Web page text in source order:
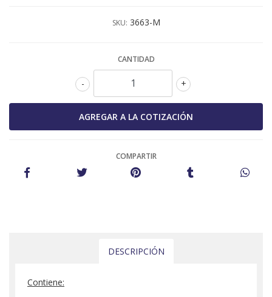
SKU: 3663-M
CANTIDAD
+
-
COMPARTIR
DESCRIPCIÓN
Contiene: